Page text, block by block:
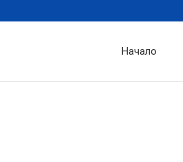
Начало